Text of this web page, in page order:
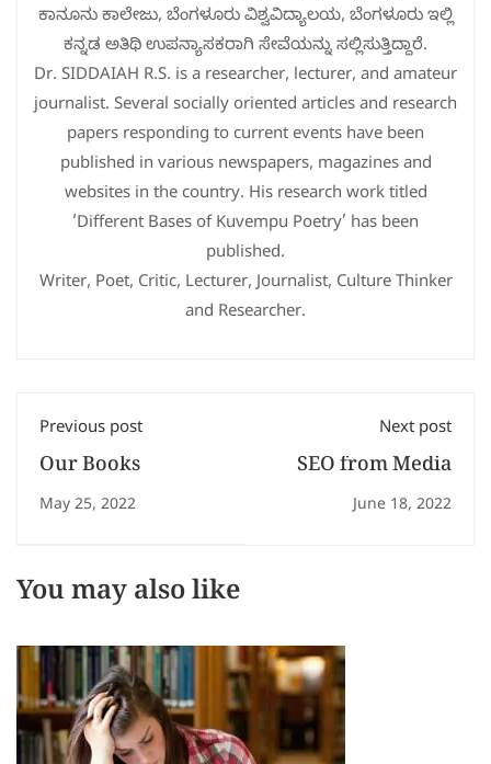
ಕಾನೂನು ಕಾಲೇಜು, ಬೆಂಗಳೂರು ವಿಶ್ವವಿದ್ಯಾಲಯ, ಬೆಂಗಳೂರು ಇಲ್ಲಿ
ಕನ್ನಡ ಅತಿಥಿ ಉಪನ್ಯಾಸಕರಾಗಿ ಸೇವೆಯನ್ನು ಸಲ್ಲಿಸುತ್ತಿದ್ದಾರೆ.
Dr. SIDDAIAH R.S. is a researcher, lecturer, and amateur
journalist. Several socially oriented articles and research
papers responding to current events have been
published in various newspapers, magazines and
websites in the country. His research work titled
‘Different Bases of Kuvempu Poetry’ has been
published.
Writer, Poet, Critic, Lecturer, Journalist, Culture Thinker
and Researcher.
Previous post
Our Books
May 25, 2022
Next post
SEO from Media
June 18, 2022
You may also like